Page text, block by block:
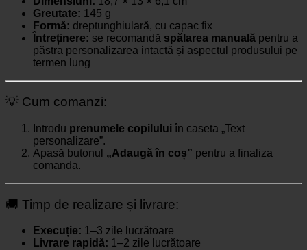
Greutate: 145 g
Formă: dreptunghiulară, cu capac fix
Întreținere: se recomandă spălarea manuală pentru a
păstra personalizarea intactă și aspectul produsului pe
termen lung
💡 Cum comanzi:
Introdu prenumele copilului în caseta „Text
personalizare”.
Apasă butonul „Adaugă în coș” pentru a finaliza
comanda.
🚚 Timp de realizare și livrare:
Execuție: 1–3 zile lucrătoare
Livrare rapidă: 1–2 zile lucrătoare